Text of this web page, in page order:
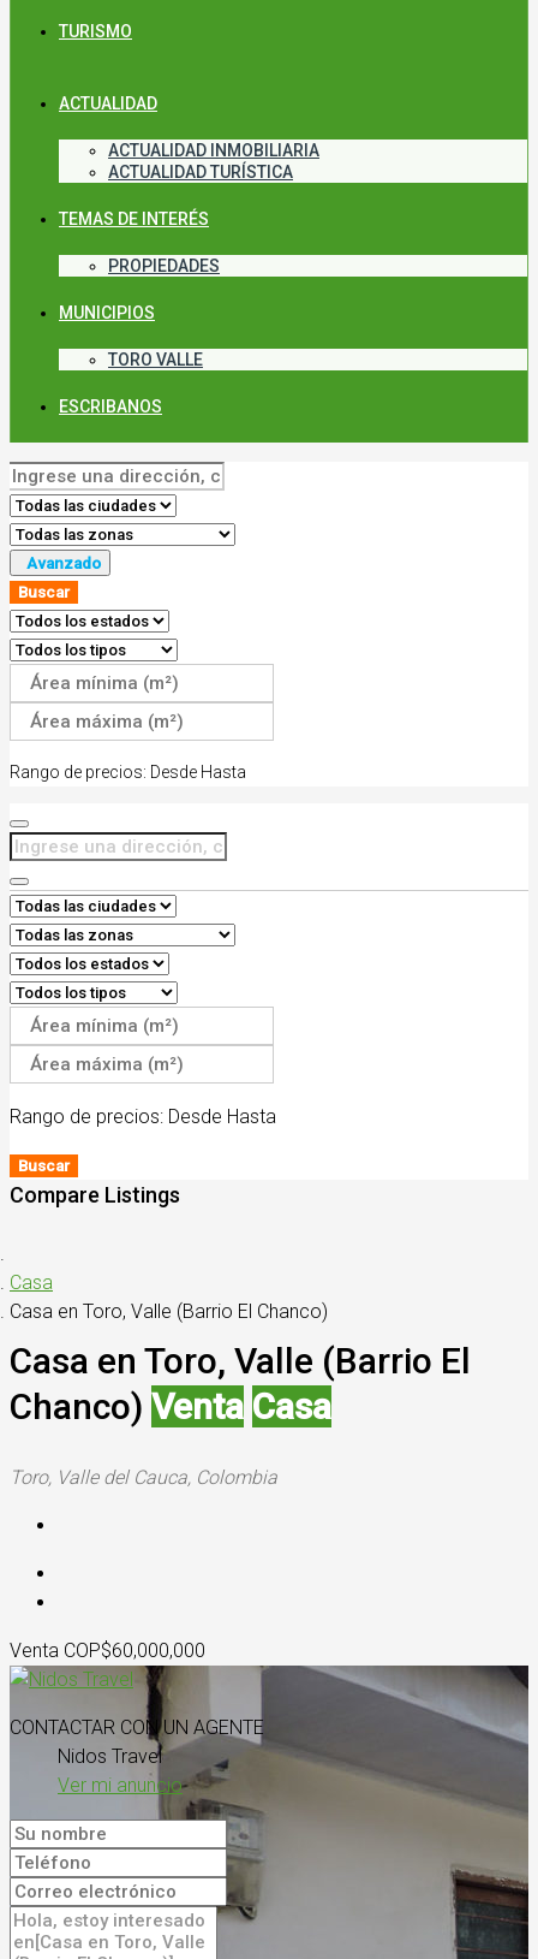
TURISMO
ACTUALIDAD
ACTUALIDAD INMOBILIARIA
ACTUALIDAD TURÍSTICA
TEMAS DE INTERÉS
PROPIEDADES
MUNICIPIOS
TORO VALLE
ESCRIBANOS
Avanzado
Buscar
Rango de precios: Desde Hasta
Rango de precios: Desde Hasta
Buscar
Compare Listings
Casa
Casa en Toro, Valle (Barrio El Chanco)
Casa en Toro, Valle (Barrio El
Chanco) Venta Casa
Toro, Valle del Cauca, Colombia
Venta COP$60,000,000
CONTACTAR CON UN AGENTE
Nidos Travel
Ver mi anuncio